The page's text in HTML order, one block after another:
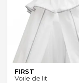
FIRST
Voile de lit